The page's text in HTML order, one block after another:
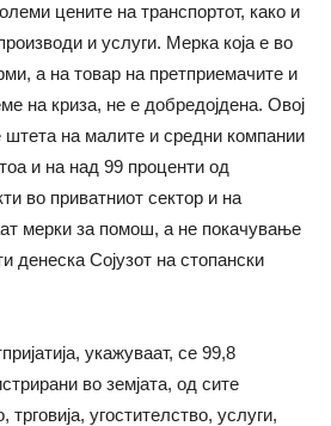
цените на транспортот, како и
и услуги. Мерка која е во
а на товар на претприемачите и
на криза, не е добредојдена. Овој
на малите и средни компании
и на над 99 проценти од
во приватниот сектор и на
мерки за помош, а не покачување
денеска Сојузот на стопански
укажуваат, се 99,8
во земјата, од сите
трговија, угостителство, услуги,